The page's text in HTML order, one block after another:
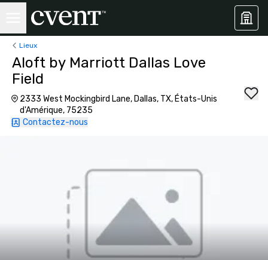
Lieux
Aloft by Marriott Dallas Love
Field
2333 West Mockingbird Lane, Dallas, TX, États-Unis
d'Amérique, 75235
Contactez-nous